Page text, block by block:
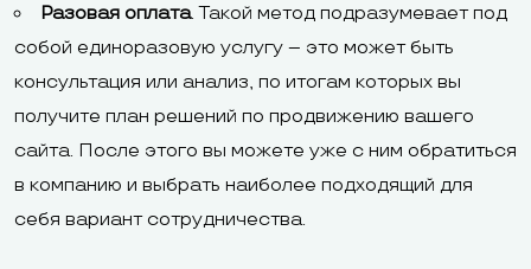
Разовая оплата. Такой метод подразумевает под
собой единоразовую услугу – это может быть
консультация или анализ, по итогам которых вы
получите план решений по продвижению вашего
сайта. После этого вы можете уже с ним обратиться
в компанию и выбрать наиболее подходящий для
себя вариант сотрудничества.